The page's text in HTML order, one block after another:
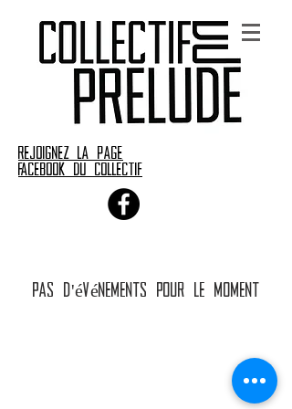
rejoignez la page
Facebook du collectif
Pas d'événements pour le moment